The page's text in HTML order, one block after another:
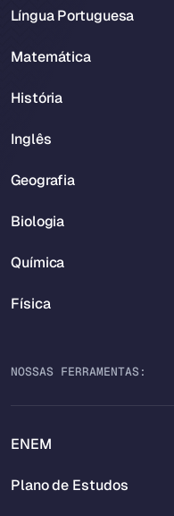
Língua Portuguesa
Matemática
História
Inglês
Geografia
Biologia
Química
Física
NOSSAS FERRAMENTAS:
ENEM
Plano de Estudos